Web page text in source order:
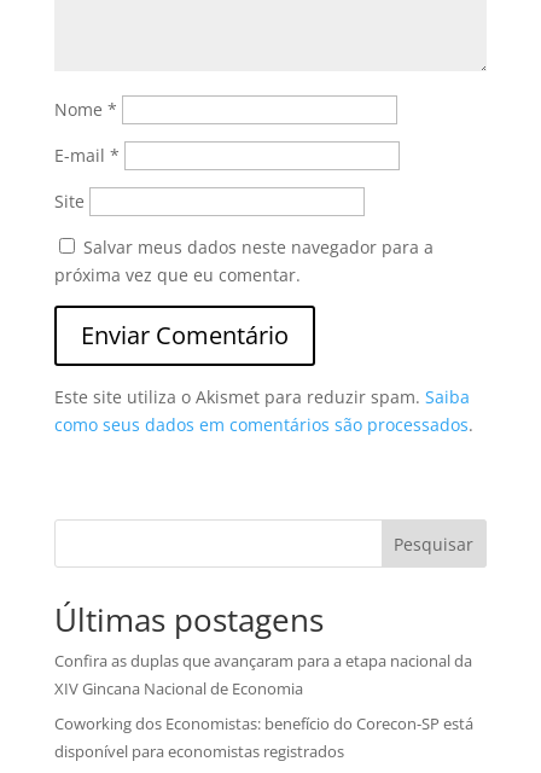
Nome *
E-mail *
Site
Salvar meus dados neste navegador para a
próxima vez que eu comentar.
Este site utiliza o Akismet para reduzir spam. Saiba
como seus dados em comentários são processados.
Pesquisar
Últimas postagens
Confira as duplas que avançaram para a etapa nacional da
XIV Gincana Nacional de Economia
Coworking dos Economistas: benefício do Corecon-SP está
disponível para economistas registrados